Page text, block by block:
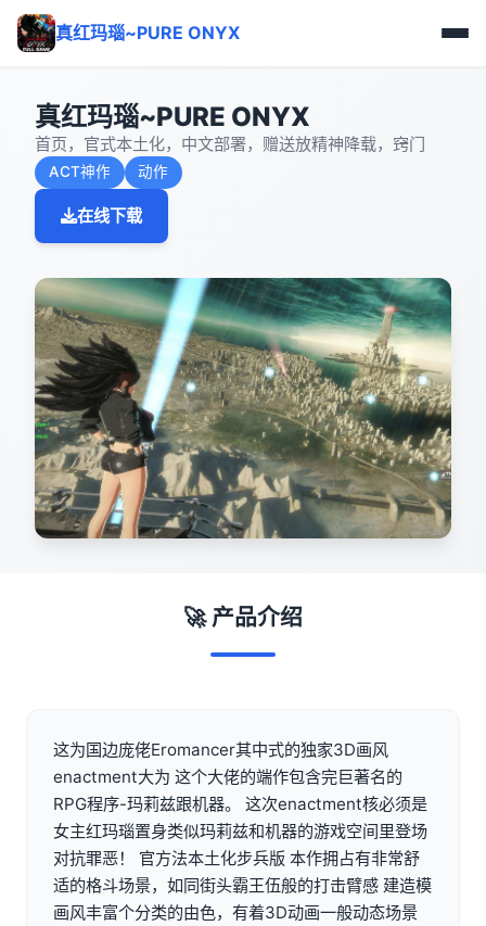
真红玛瑙~PURE ONYX
真红玛瑙~PURE ONYX
首页，官式本土化，中文部署，赠送放精神降载，窍门
ACT神作 动作
在线下载
🚀 产品介绍
这为国边庞佬Eromancer其中式的独家3D画风
enactment大为 这个大佬的端作包含完巨著名的
RPG程序-玛莉兹跟机器。 这次enactment核必须是
女主红玛瑙置身类似玛莉兹和机器的游戏空间里登场
对抗罪恶！ 官方法本土化步兵版 本作拥占有非常舒
适的格斗场景，如同街头霸王伍般的打击臂感 建造模
画风丰富个分类的由色，有着3D动画一般动态场景